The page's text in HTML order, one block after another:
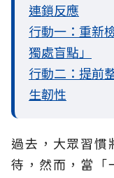
連鎖反應
行動一：重新
獨處盲點」
行動二：提前
生韌性
過去，大眾習慣
待，然而，當「